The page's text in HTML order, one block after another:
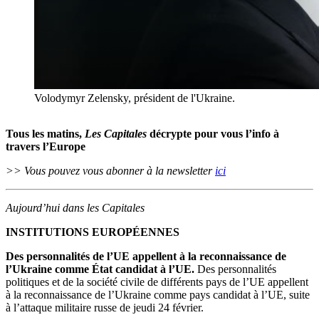
Volodymyr Zelensky, président de l'Ukraine.
Tous les matins, Les Capitales décrypte pour vous l’info à
travers l’Europe
>> Vous pouvez vous abonner à la newsletter ici
Aujourd’hui dans les Capitales
INSTITUTIONS EUROPÉENNES
Des personnalités de l’UE appellent à la reconnaissance de
l’Ukraine comme État candidat à l’UE. Des personnalités
politiques et de la société civile de différents pays de l’UE appellent
à la reconnaissance de l’Ukraine comme pays candidat à l’UE, suite
à l’attaque militaire russe de jeudi 24 février.